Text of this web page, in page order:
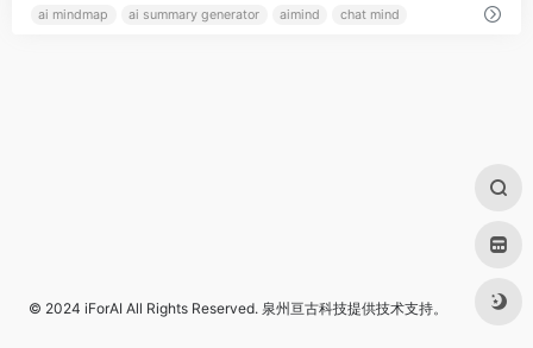
ai mindmap ai summary generator aimind chat mind
© 2024 iForAI All Rights Reserved. 泉州亘古科技提供技术支持。